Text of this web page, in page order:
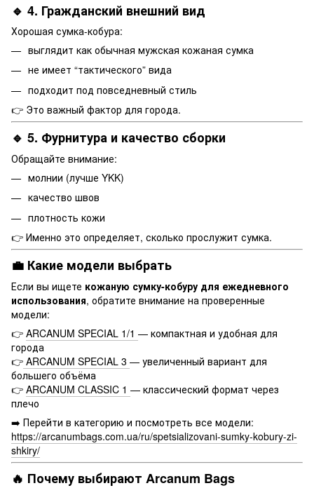
🔹 4. Гражданский внешний вид
Хорошая сумка-кобура:
выглядит как обычная мужская кожаная сумка
не имеет “тактического” вида
подходит под повседневный стиль
👉 Это важный фактор для города.
🔹 5. Фурнитура и качество сборки
Обращайте внимание:
молнии (лучше YKK)
качество швов
плотность кожи
👉 Именно это определяет, сколько прослужит сумка.
💼 Какие модели выбрать
Если вы ищете кожаную сумку-кобуру для ежедневного
использования, обратите внимание на проверенные
модели:
👉 ARCANUM SPECIAL 1/1 — компактная и удобная для
города
👉 ARCANUM SPECIAL 3 — увеличенный вариант для
большего объёма
👉 ARCANUM CLASSIC 1 — классический формат через
плечо
➡️ Перейти в категорию и посмотреть все модели:
https://arcanumbags.com.ua/ru/spetsializovani-sumky-kobury-zi-
shkiry/
🔥 Почему выбирают Arcanum Bags